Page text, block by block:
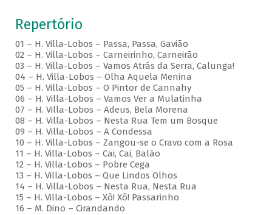
Repertório
01 – H. Villa-Lobos – Passa, Passa, Gavião
02 – H. Villa-Lobos – Carneirinho, Carneirão
03 – H. Villa-Lobos – Vamos Atrás da Serra, Calunga!
04 – H. Villa-Lobos – Olha Aquela Menina
05 – H. Villa-Lobos – O Pintor de Cannahy
06 – H. Villa-Lobos – Vamos Ver a Mulatinha
07 – H. Villa-Lobos – Adeus, Bela Morena
08 – H. Villa-Lobos – Nesta Rua Tem um Bosque
09 – H. Villa-Lobos – A Condessa
10 – H. Villa-Lobos – Zangou-se o Cravo com a Rosa
11 – H. Villa-Lobos – Cai, Cai, Balão
12 – H. Villa-Lobos – Pobre Cega
13 – H. Villa-Lobos – Que Lindos Olhos
14 – H. Villa-Lobos – Nesta Rua, Nesta Rua
15 – H. Villa-Lobos – Xô! Xô! Passarinho
16 – M. Dino – Cirandando